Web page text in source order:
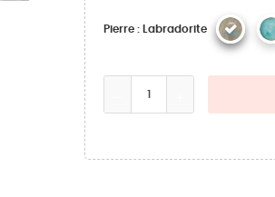
Pierre : Labradorite